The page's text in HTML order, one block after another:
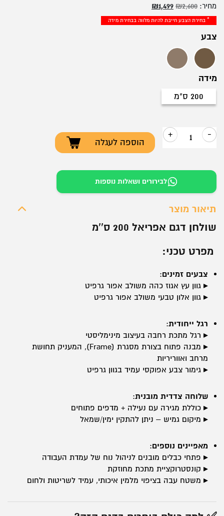
מחיר: ₪2,600
המחיר
המקורי
₪1,499
הנוכחי
* בחירת הצבע חייבת להיות מלווה בבחירת מידה
צבע
אגוז DERBY אלון ROYAL TEAK
מידה
200 ס"מ 200 ס"מ
-
כמות
ס''מ
+
הוספה לעגלה
לבירורים ושאלות נוספות
תיאור מוצר
שולחן דגם אפריאל 200 ס''מ
️ מפרט טכני:
צבעים זמינים:
▸ גוון עץ אגוז כהה משולב אפור גרפיט
▸ גוון אלון טבעי משולב אפור גרפיט
רגל ייחודית:
▸ רגל מתכת רחבה בעיצוב מינימליסטי
▸ מבנה פתוח בצורת מסגרת (Frame), המעניק תחושת
מרחב ואווריריות
▸ גימור צבע אפוקסי עמיד בגוון גרפיט
שלוחה צדדית מובנית:
▸ כוללת מגירה עם נעילה + מדפים פתוחים
▸ מיקום גמיש – ניתן להתקין ימין/שמאל
מאפיינים נוספים:
▸ פתחי כבלים מובנים לניהול נוח של עמדת העבודה
▸ קונסטרוקציית מתכת מחוזקת
▸ משטח עבה בציפוי מלמין איכותי, עמיד לשריטות ולחום